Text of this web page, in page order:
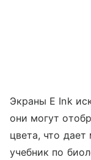
Экраны E Ink
они могут
цвета, что
учебник по